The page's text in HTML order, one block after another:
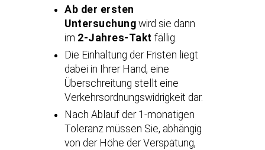
Ab der ersten
Untersuchung wird sie dann
im 2-Jahres-Takt fällig.
Die Einhaltung der Fristen liegt
dabei in Ihrer Hand, eine
Überschreitung stellt eine
Verkehrsordnungswidrigkeit dar.
Nach Ablauf der 1-monatigen
Toleranz müssen Sie, abhängig
von der Höhe der Verspätung,